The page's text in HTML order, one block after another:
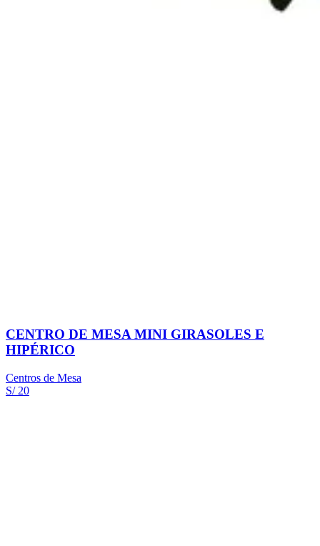
CENTRO DE MESA MINI GIRASOLES E
HIPÉRICO
Centros de Mesa
S/ 20